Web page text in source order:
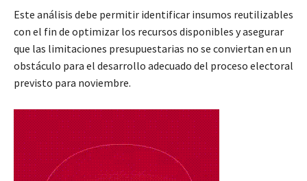
Este análisis debe permitir identificar insumos reutilizables
con el fin de optimizar los recursos disponibles y asegurar
que las limitaciones presupuestarias no se conviertan en un
obstáculo para el desarrollo adecuado del proceso electoral
previsto para noviembre.